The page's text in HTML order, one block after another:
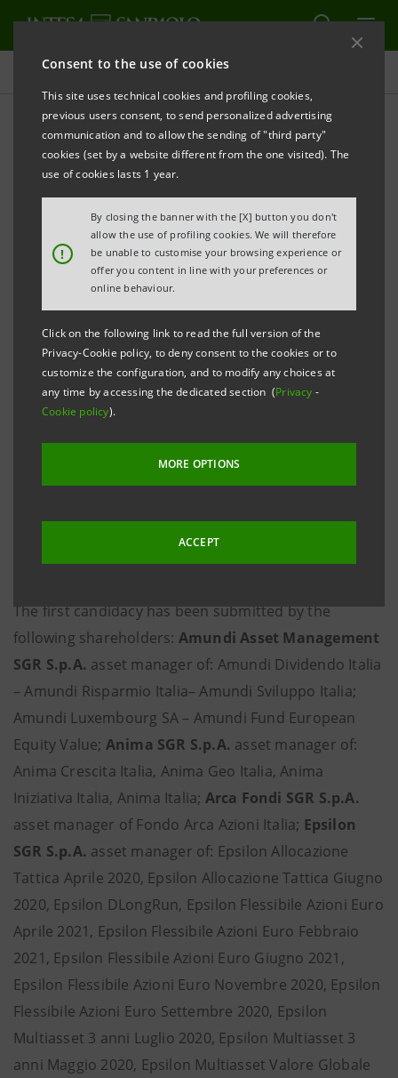
Consent to the use of cookies
This site uses technical cookies and profiling cookies,
previous users consent, to send personalized advertising
communication and to allow the sending of "third party"
cookies (set by a website different from the one visited). The
use of cookies lasts 1 year.
!
By closing the banner with the [X] button you don't
allow the use of profiling cookies. We will therefore
be unable to customise your browsing experience or
offer you content in line with your preferences or
online behaviour.
Click on the following link to read the full version of the
Privacy-Cookie policy, to deny consent to the cookies or to
customize the configuration, and to modify any choices at
any time by accessing the dedicated section (Privacy -
Cookie policy).
MORE OPTIONS
ACCEPT
Press releases
PRINT REFRESH
INTESA SANPAOLO: FIRST CANDIDACY PROPOSED
TO REPLACE A BOARD DIRECTOR MEMBER OF THE
MANAGEMENT CONTROL COMMITTEE
Turin - Milan, 26 March 2020 –Intesa Sanpaolo
communicates that the first candidacy for the
replacement of a Board Director member of the
Management Control Committee following
resignation, on the agenda at the Ordinary
Shareholders’ Meeting to take place on 27 April 2020,
today was filed with the Company’s Registered Office
and made available at the Company’s Registered
Office, on the authorised storage systemeMarket
All the above is in accordance with regulations in
force.
The first candidacy has been submitted by the
following shareholders: Amundi Asset Management
SGR S.p.A. asset manager of: Amundi Dividendo Italia
– Amundi Risparmio Italia– Amundi Sviluppo Italia;
Amundi Luxembourg SA – Amundi Fund European
Equity Value; Anima SGR S.p.A. asset manager of:
Anima Crescita Italia, Anima Geo Italia, Anima
Iniziativa Italia, Anima Italia; Arca Fondi SGR S.p.A.
asset manager of Fondo Arca Azioni Italia; Epsilon
SGR S.p.A. asset manager of: Epsilon Allocazione
Tattica Aprile 2020, Epsilon Allocazione Tattica Giugno
2020, Epsilon DLongRun, Epsilon Flessibile Azioni Euro
Aprile 2021, Epsilon Flessibile Azioni Euro Febbraio
2021, Epsilon Flessibile Azioni Euro Giugno 2021,
Epsilon Flessibile Azioni Euro Novembre 2020, Epsilon
Flessibile Azioni Euro Settembre 2020, Epsilon
Multiasset 3 anni Luglio 2020, Epsilon Multiasset 3
anni Maggio 2020, Epsilon Multiasset Valore Globale